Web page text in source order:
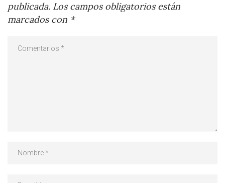
publicada. Los campos obligatorios están
marcados con *